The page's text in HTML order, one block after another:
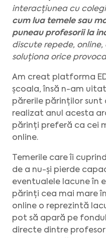
interacțiunea cu
cum lua temele sau
puneau profesorii la
discute repede,
soluționa orice
Am creat platforma
școala, însă n-am
părerile părinților sunt
realizat anul acesta
părinți preferă ca cei
online.
Temerile care îi
de a nu-și pierde
eventualele lacune în
părinți cea mai mare
online o reprezintă
pot să apară pe
directe dintre